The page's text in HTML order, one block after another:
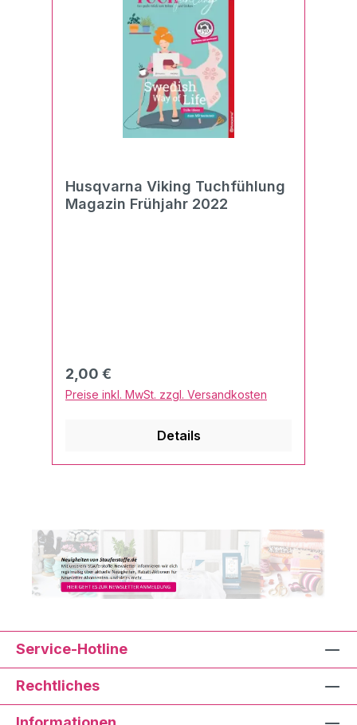
Husqvarna Viking Tuchfühlung
Magazin Frühjahr 2022
Regulärer Preis:
2,00 €
Preise inkl. MwSt. zzgl. Versandkosten
Details
Service-Hotline
Rechtliches